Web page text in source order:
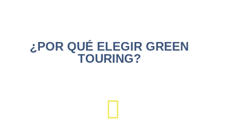
¿POR QUÉ ELEGIR GREEN
TOURING?